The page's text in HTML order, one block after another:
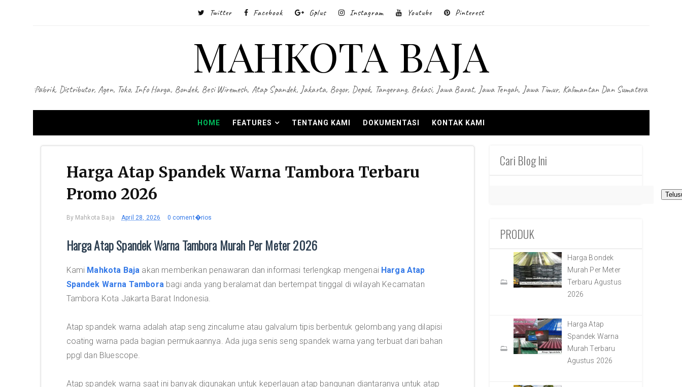
Twitter Facebook Gplus Instagram Youtube Pinterest
MAHKOTA BAJA
Pabrik, Distributor, Agen, Toko, Info Harga, Bondek, Besi Wiremesh, Atap Spandek, Jakarta, Bogor, Depok, Tangerang, Bekasi, Jawa Barat, Jawa Tengah, Jawa Timur, Kalimantan Dan Sumatera
HOME FEATURES TENTANG KAMI DOKUMENTASI KONTAK KAMI
Harga Atap Spandek Warna Tambora Terbaru
Promo 2026
By Mahkota Baja April 28, 2026 0 coment�rios
Harga Atap Spandek Warna Tambora Murah Per Meter 2026
Kami Mahkota Baja akan memberikan penawaran dan informasi terlengkap mengenai Harga Atap
Spandek Warna Tamborabagi anda yang beralamat dan bertempat tinggal di wilayah Kecamatan
Tambora Kota Jakarta Barat Indonesia.
Atap spandek warna adalah atap seng zincalume atau galvalum tipis berbentuk gelombang yang dilapisi
coating warna pada bagian permukaannya. Ada juga senis seng spandek warna yang terbuat dari bahan
ppgl dan Bluescope.
Atap spandek warna saat ini banyak digunakan untuk keperlauan atap bangunan diantaranya untuk atap
Cari Blog Ini
PRODUK
Harga Bondek
Murah Per Meter
Terbaru Agustus
2026
Harga Atap
Spandek Warna
Murah Terbaru
Agustus 2026